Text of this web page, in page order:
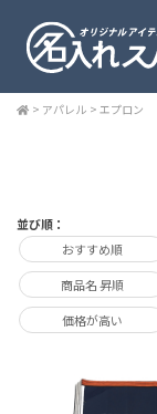
> アパレル > エプロン
並び順：
おすすめ順
商品名 昇順
価格が高い